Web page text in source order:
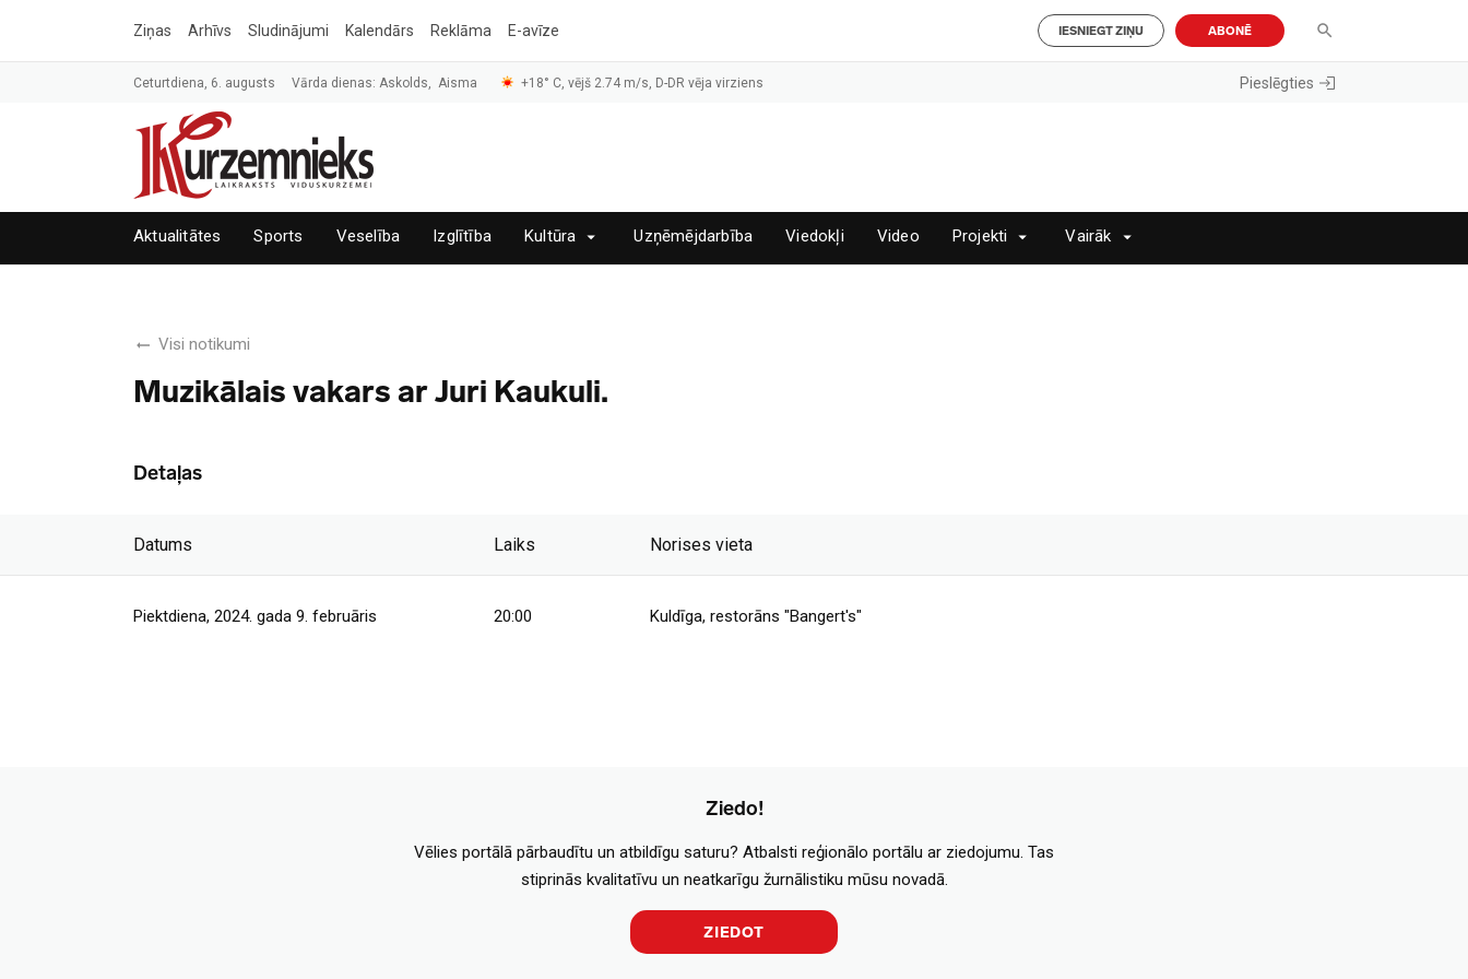
Ziņas Arhīvs Sludinājumi Kalendārs Reklāma E-avīze IESNIEGT ZIŅU ABONĒ
Ceturtdiena, 6. augusts Vārda dienas: Askolds, Aisma +18° C, vējš 2.74 m/s, D-DR vēja virziens Pieslēgties
Aktualitātes Sports Veselība Izglītība Kultūra Uzņēmējdarbība Viedokļi Video Projekti Vairāk
Visi notikumi
Muzikālais vakars ar Juri Kaukuli.
Detaļas
Datums Laiks Norises vieta
Piektdiena, 2024. gada 9. februāris 20:00 Kuldīga, restorāns "Bangert's"
Ziedo!
Vēlies portālā pārbaudītu un atbildīgu saturu? Atbalsti reģionālo portālu ar ziedojumu. Tas
stiprinās kvalitatīvu un neatkarīgu žurnālistiku mūsu novadā.
ZIEDOT